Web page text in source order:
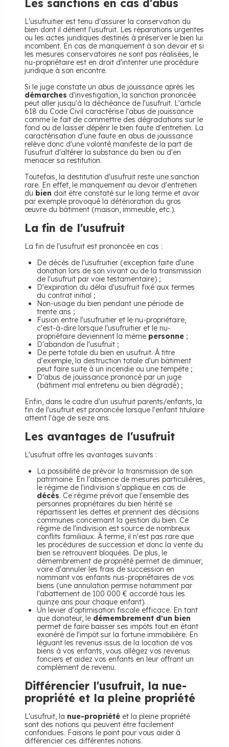
Les sanctions en cas d'abus
L'usufruitier est tenu d'assurer la conservation du
bien dont il détient l'usufruit. Les réparations urgentes
ou les actes juridiques destinés à préserver le bien lui
incombent. En cas de manquement à son devoir et si
les mesures conservatoires ne sont pas réalisées, le
nu-propriétaire est en droit d'intenter une procédure
juridique à son encontre.
Si le juge constate un abus de jouissance après les
démarches d'investigation, la sanction prononcée
peut aller jusqu'à la déchéance de l'usufruit. L'article
618 du Code Civil caractérise l'abus de jouissance
comme le fait de commettre des dégradations sur le
fond ou de laisser dépérir le bien faute d'entretien. La
caractérisation d'une faute en abus de jouissance
relève donc d'une volonté manifeste de la part de
l'usufruit d'altérer la substance du bien ou d'en
menacer sa restitution.
Toutefois, la destitution d'usufruit reste une sanction
rare. En effet, le manquement au devoir d'entretien
du bien doit être constaté sur le long terme et avoir
par exemple provoqué la détérioration du gros
œuvre du bâtiment (maison, immeuble, etc.).
La fin de l'usufruit
La fin de l'usufruit est prononcée en cas :
De décès de l'usufruitier (exception faite d'une
donation lors de son vivant ou de la transmission
de l'usufruit par voie testamentaire) ;
D'expiration du délai d'usufruit fixé aux termes
du contrat initial ;
Non-usage du bien pendant une période de
trente ans ;
Fusion entre l'usufruitier et le nu-propriétaire,
c'est-à-dire lorsque l'usufruitier et le nu-
propriétaire deviennent la même personne ;
D'abandon de l'usufruit ;
De perte totale du bien en usufruit. À titre
d'exemple, la destruction totale d'un bâtiment
peut faire suite à un incendie ou une tempête ;
D'abus de jouissance prononcé par un juge
(bâtiment mal entretenu ou bien dégradé) ;
Enfin, dans le cadre d'un usufruit parents/enfants, la
fin de l'usufruit est prononcée lorsque l'enfant titulaire
atteint l'âge de seize ans.
Les avantages de l'usufruit
L'usufruit offre les avantages suivants :
La possibilité de prévoir la transmission de son
patrimoine. En l'absence de mesures particulières,
le régime de l'indivision s'applique en cas de
décès. Ce régime prévoit que l'ensemble des
personnes propriétaires du bien hérité se
répartissent les dettes et prennent des décisions
communes concernant la gestion du bien. Ce
régime de l'indivision est source de nombreux
conflits familiaux. À terme, il n'est pas rare que
les procédures de succession et donc la vente du
bien se retrouvent bloquées. De plus, le
démembrement de propriété permet de diminuer,
voire d'annuler les frais de succession en
nommant vos enfants nus-propriétaires de vos
biens (une annulation permise notamment par
l'abattement de 100 000 € accordé tous les
quinze ans pour chaque enfant).
Un levier d'optimisation fiscale efficace. En tant
que donateur, le démembrement d'un bien
permet de faire baisser ses impôts tout en étant
exonéré de l'impôt sur la fortune immobilière. En
léguant les revenus issus de la location de vos
biens à vos enfants, vous allégez vos revenus
fonciers et aidez vos enfants en leur offrant un
complément de revenu.
Différencier l'usufruit, la nue-
propriété et la pleine propriété
L'usufruit, la nue-propriété et la pleine propriété
sont des notions qui peuvent être facilement
confondues. Faisons le point pour vous aider à
différencier ces différentes notions.